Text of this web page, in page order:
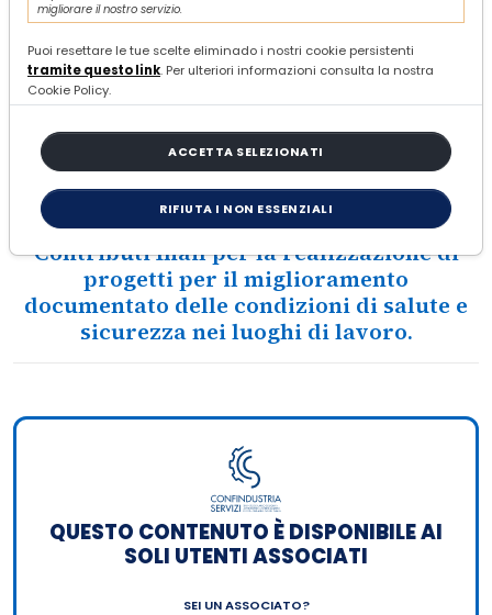
Avviso ISI 2024 - Contributi alle
imprese in materia di salute e
sicurezza nei luoghi di lavoro -
Scadenza: ore 18:00 del 30
maggio 2025
Contributi Inail per la realizzazione di
progetti per il miglioramento
documentato delle condizioni di salute e
sicurezza nei luoghi di lavoro.
QUESTO CONTENUTO È DISPONIBILE AI
SOLI UTENTI ASSOCIATI
SEI UN ASSOCIATO?
migliorare il nostro servizio.
Puoi resettare le tue scelte eliminado i nostri cookie persistenti
tramite questo link. Per ulteriori informazioni consulta la nostra
Cookie Policy.
ACCETTA SELEZIONATI
RIFIUTA I NON ESSENZIALI